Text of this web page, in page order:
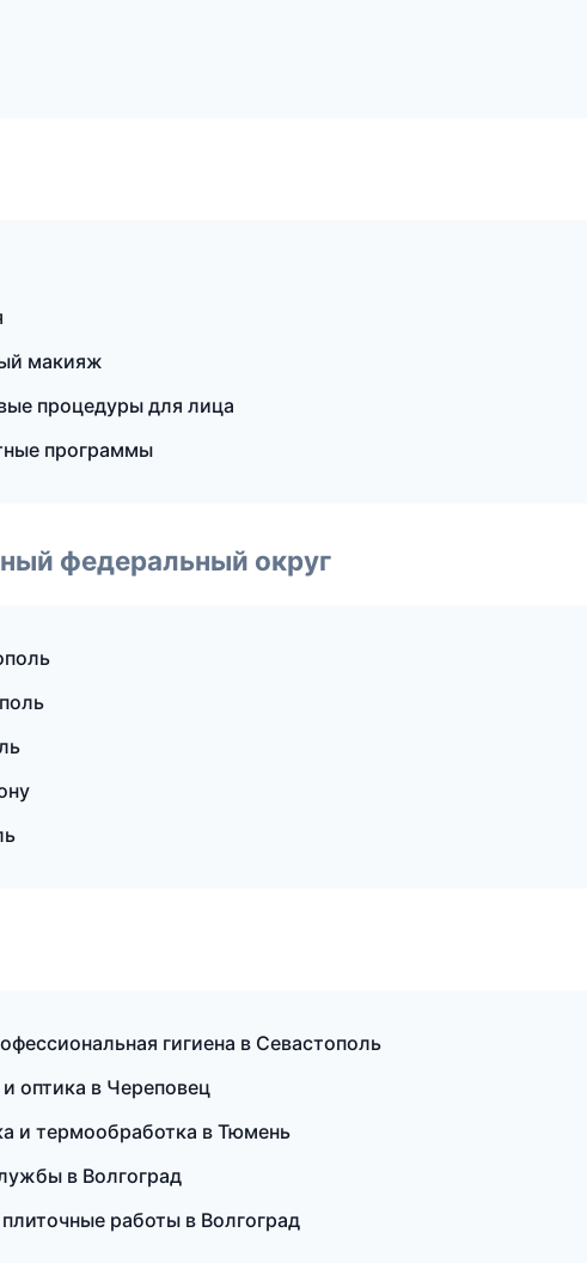
макияж
процедуры для лица
программы
федеральный округ
гигиена в Севастополь
оптика в Череповец
и термообработка в Тюмень
в Волгоград
работы в Волгоград